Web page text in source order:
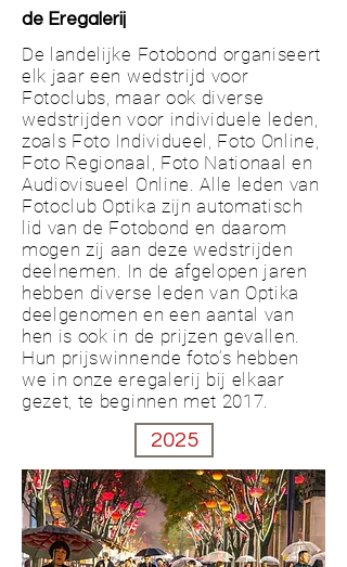
de Eregalerij
De landelijke Fotobond organiseert
elk jaar een wedstrijd voor
Fotoclubs, maar ook diverse
wedstrijden voor individuele leden,
zoals Foto Individueel, Foto Online,
Foto Regionaal, Foto Nationaal en
Audiovisueel Online. Alle leden van
Fotoclub Optika zijn automatisch
lid van de Fotobond en daarom
mogen zij aan deze wedstrijden
deelnemen. In de afgelopen jaren
hebben diverse leden van Optika
deelgenomen en een aantal van
hen is ook in de prijzen gevallen.
Hun prijswinnende foto’s hebben
we in onze eregalerij bij elkaar
gezet, te beginnen met 2017.
2025